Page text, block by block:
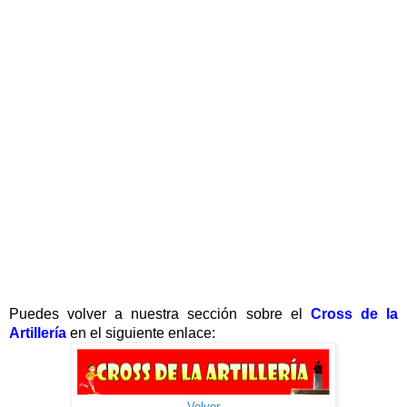
Puedes volver a nuestra sección sobre el Cross de la
Artillería en el siguiente enlace: